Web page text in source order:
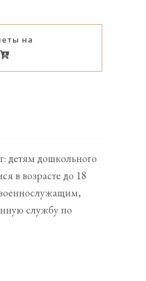
на
детям дошкольного
в возрасте до 18
службу по